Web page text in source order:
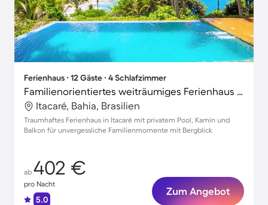
Ferienhaus ∙ 12 Gäste ∙ 4 Schlafzimmer
Familienorientiertes weiträumiges Ferienhaus mit Garten, privatem Pool und Grill | Bergblick | Perfekt für die Arbeit von Zuhause
Itacaré, Bahia, Brasilien
Traumhaftes Ferienhaus in Itacaré mit privatem Pool, Kamin und
Balkon für unvergessliche Familienmomente mit Bergblick
ab 402 €
pro Nacht
5.0
Zum Angebot